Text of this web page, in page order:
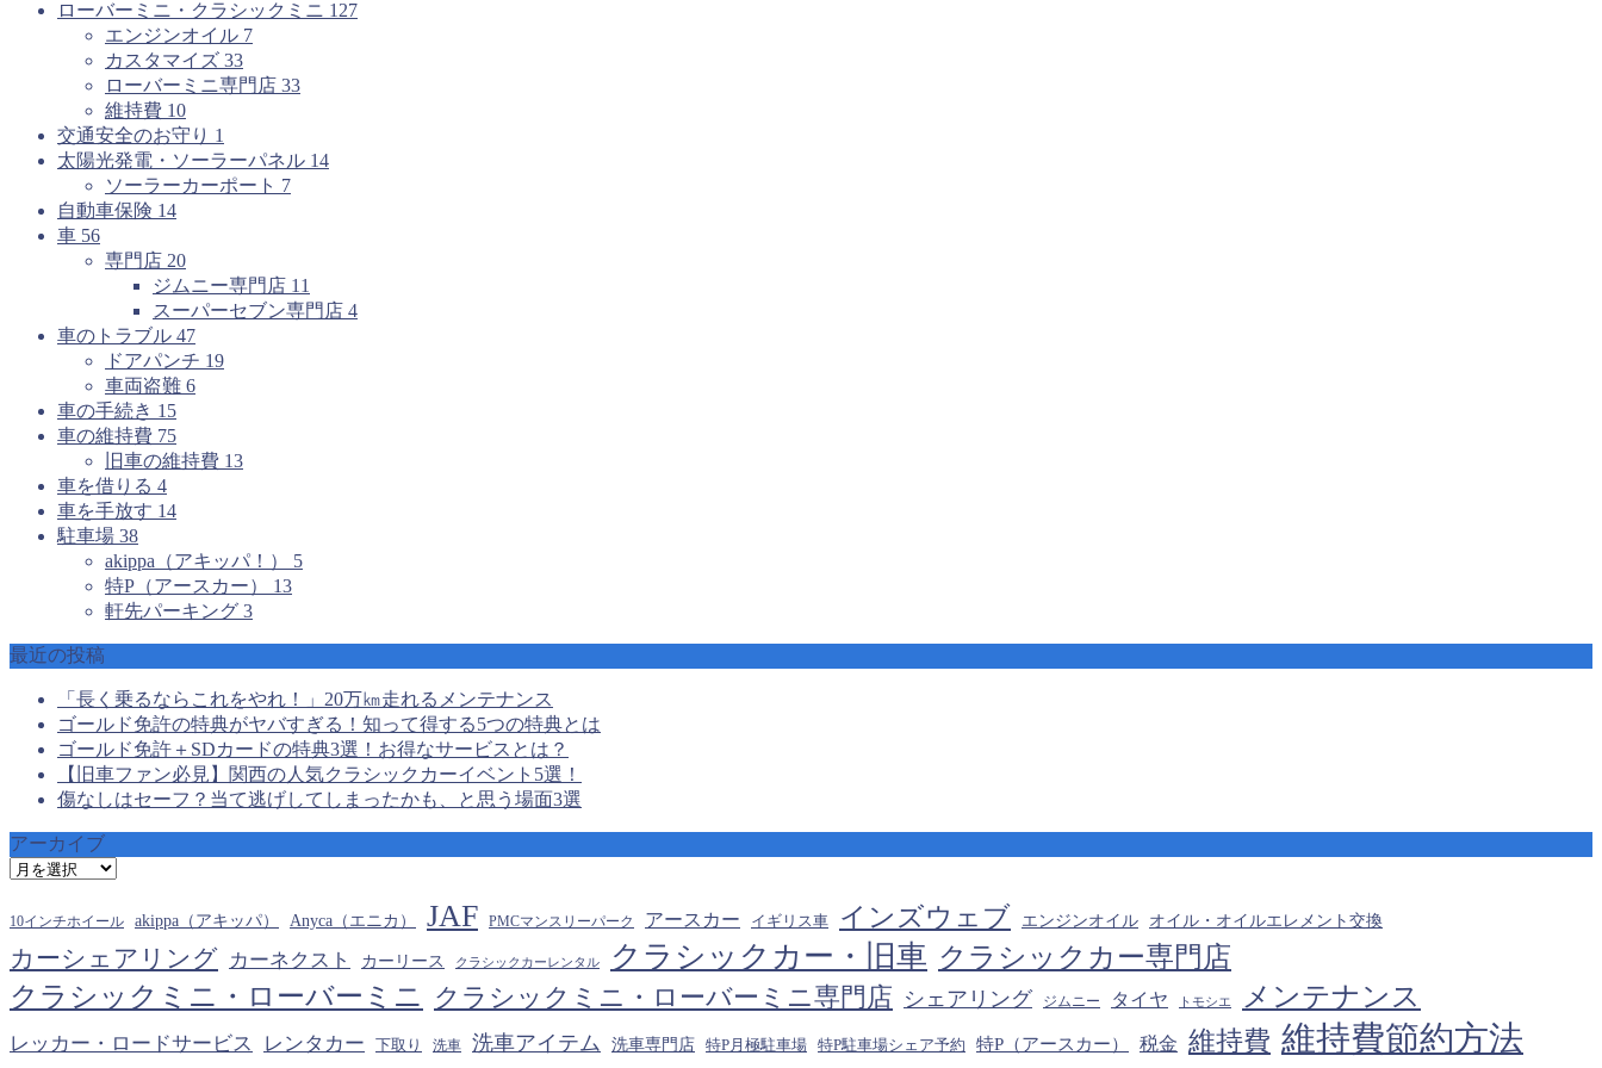
ローバーミニ・クラシックミニ 127
エンジンオイル 7
カスタマイズ 33
ローバーミニ専門店 33
維持費 10
交通安全のお守り 1
太陽光発電・ソーラーパネル 14
ソーラーカーポート 7
自動車保険 14
車 56
専門店 20
ジムニー専門店 11
スーパーセブン専門店 4
車のトラブル 47
ドアパンチ 19
車両盗難 6
車の手続き 15
車の維持費 75
旧車の維持費 13
車を借りる 4
車を手放す 14
駐車場 38
akippa（アキッパ！） 5
特P（アースカー） 13
軒先パーキング 3
最近の投稿
「長く乗るならこれをやれ！」20万㎞走れるメンテナンス
ゴールド免許の特典がヤバすぎる！知って得する5つの特典とは
ゴールド免許＋SDカードの特典3選！お得なサービスとは？
【旧車ファン必見】関西の人気クラシックカーイベント5選！
傷なしはセーフ？当て逃げしてしまったかも、と思う場面3選
アーカイブ
ア
カ
ブ
10インチホイール akippa（アキッパ） Anyca（エニカ） JAF PMCマンスリーパーク アースカー イギリス車 インズウェブ エンジンオイル オイル・オイルエレメント交換
カーシェアリング カーネクスト カーリース クラシックカーレンタル クラシックカー・旧車 クラシックカー専門店
クラシックミニ・ローバーミニ クラシックミニ・ローバーミニ専門店 シェアリング ジムニー タイヤ トモシエ メンテナンス
レッカー・ロードサービス レンタカー 下取り 洗車 洗車アイテム 洗車専門店 特P月極駐車場 特P駐車場シェア予約 特P（アースカー） 税金 維持費 維持費節約方法